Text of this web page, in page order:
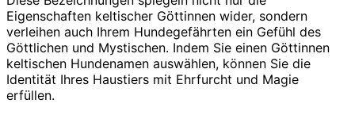
Eigenschaften keltischer Göttinnen wider, sondern
verleihen auch Ihrem Hundegefährten ein Gefühl des
Göttlichen und Mystischen. Indem Sie einen Göttinnen
keltischen Hundenamen auswählen, können Sie die
Identität Ihres Haustiers mit Ehrfurcht und Magie
erfüllen.